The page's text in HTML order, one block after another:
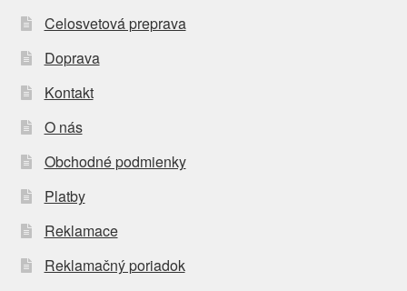
Celosvetová preprava
Doprava
Kontakt
O nás
Obchodné podmienky
Platby
Reklamace
Reklamačný poriadok